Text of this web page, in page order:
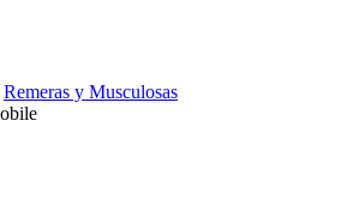
Remeras y Musculosas